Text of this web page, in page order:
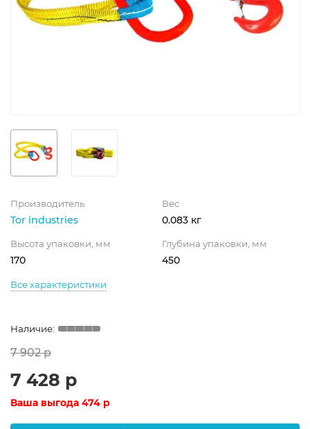
Производитель
Tor industries
Вес
0.083 кг
Высота упаковки, мм
170
Глубина упаковки, мм
450
Все характеристики
7 902 р
7 428 р
Ваша выгода 474 р